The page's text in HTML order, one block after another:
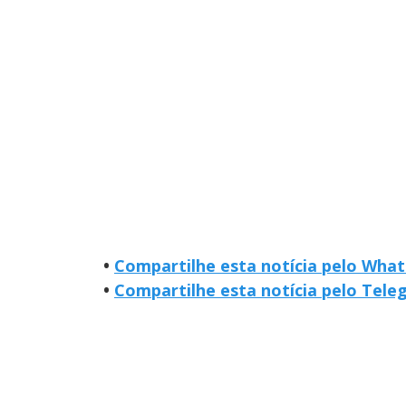
• Compartilhe esta notícia pelo
• Compartilhe esta notícia pelo